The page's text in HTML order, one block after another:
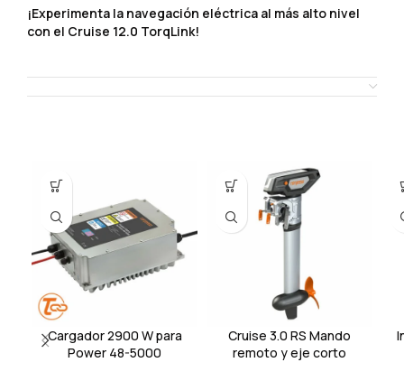
¡Experimenta la navegación eléctrica al más alto nivel
con el Cruise 12.0 TorqLink!
Cargador 2900 W para
Power 48-5000
Cruise 3.0 RS Mando
remoto y eje corto